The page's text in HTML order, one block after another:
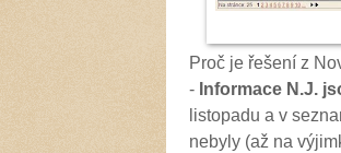
Proč je řešení z
- Informace N.J.
listopadu a v
nebyly (až na